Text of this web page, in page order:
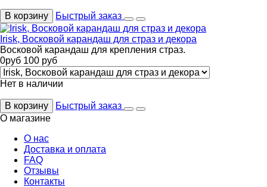
В корзину Быстрый заказ
Irisk, Восковой карандаш для страз и декора
Восковой карандаш для крепления страз.
0руб 100 руб
Нет в наличии
В корзину
Быстрый заказ
О магазине
О нас
Доставка и оплата
FAQ
Отзывы
Контакты